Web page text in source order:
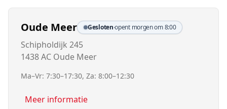
Oude Meer Gesloten·opent morgen om 8:00
Schipholdijk 245
1438 AC Oude Meer
Ma–Vr: 7:30–17:30, Za: 8:00–12:30
Meer informatie